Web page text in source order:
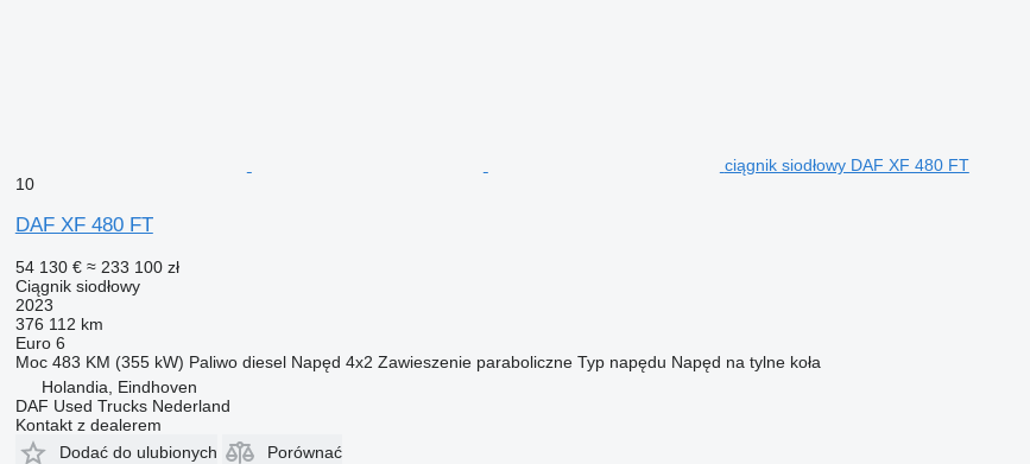
- Uniwersalne złącze FMS
- Ładowarka bezprzewodowa
Koła i opony
- Koła
- Koła
- Pierścienie ochronne kół
Nadwozia i przygotowania do nadwozi
- Analogowa sygnalizacja i ostrzeżenia dot. nadwozia
- Boczne światła obrysowe
- Moduł wytwórcy nadwozia
- Złącze aplikacyjne
ciągnik siodłowy DAF XF 480 FT
10
DAF XF 480 FT
54 130 € ≈ 233 100 zł
Ciągnik siodłowy
2023
376 112 km
Euro 6
Moc 483 KM (355 kW) Paliwo diesel Napęd 4x2 Zawieszenie paraboliczne Typ napędu Napęd na tylne koła
Holandia, Eindhoven
DAF Used Trucks Nederland
Kontakt z dealerem
Dodać do ulubionych
Porównać